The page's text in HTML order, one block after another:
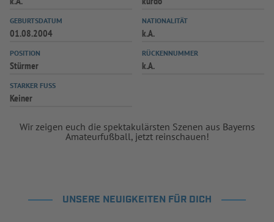
SPIELPLUS
GEBURTSDATUM
01.08.2004
NATIONALITÄT
k.A.
POSITION
Stürmer
RÜCKENNUMMER
k.A.
STARKER FUSS
Keiner
Wir zeigen euch die spektakulärsten Szenen aus Bayerns
Amateurfußball, jetzt reinschauen!
UNSERE NEUIGKEITEN FÜR DICH